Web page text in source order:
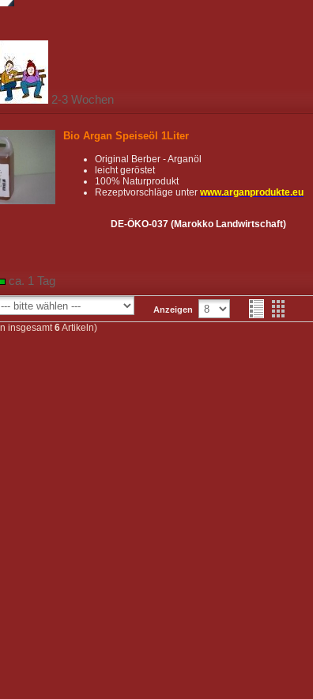
2-3 Wochen
Bio Argan Speiseöl 1Liter
Original Berber - Arganöl
leicht geröstet
100% Naturprodukt
Rezeptvorschläge unter www.arganprodukte.eu
DE-ÖKO-037 (Marokko Landwirtschaft)
ca. 1 Tag
Anzeigen
insgesamt6Artikeln)